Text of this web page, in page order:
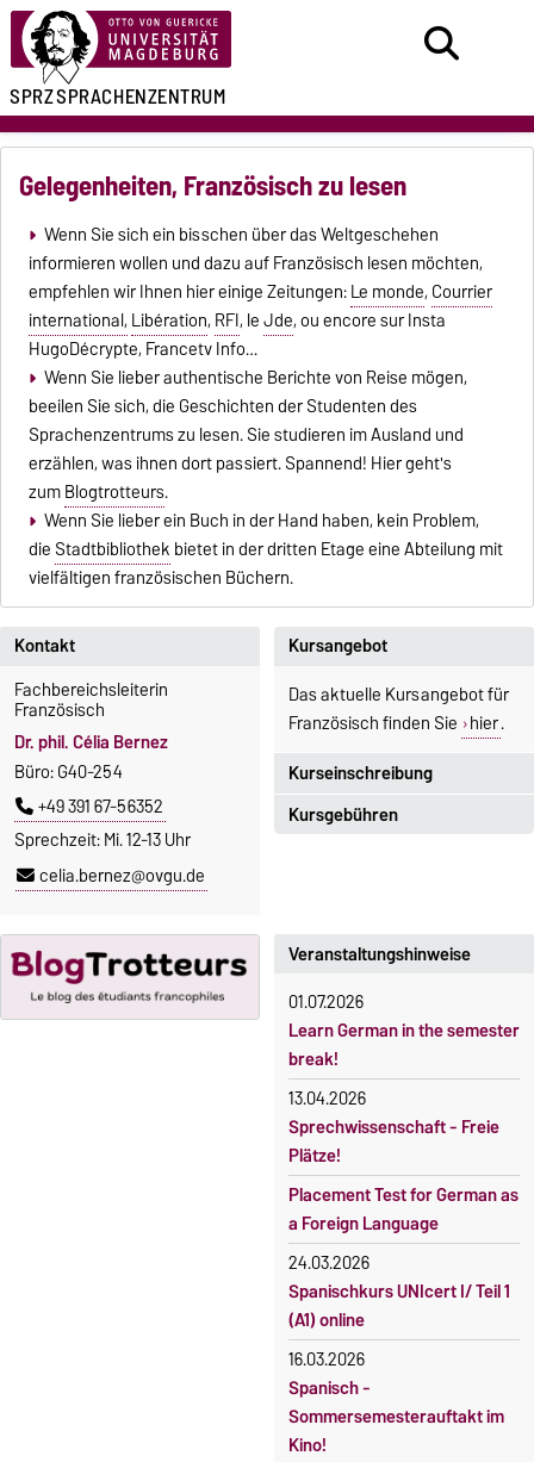
SPRZSPRACHENZENTRUM
Gelegenheiten, Französisch zu lesen
Wenn Sie sich ein bisschen über das Weltgeschehen
informieren wollen und dazu auf Französisch lesen möchten,
empfehlen wir Ihnen hier einige Zeitungen:Le monde, Courrier
international, Libération, RFI, leJde, ou encore sur Insta
HugoDécrypte, Francetv Info…
Wenn Sie lieber authentische Berichte von Reise mögen,
beeilen Sie sich, die Geschichten der Studenten des
Sprachenzentrums zu lesen. Sie studieren im Ausland und
erzählen, was ihnen dort passiert. Spannend! Hier geht's
zumBlogtrotteurs.
Wenn Sie lieber ein Buch in der Hand haben, kein Problem,
die Stadtbibliothek bietet in der dritten Etage eine Abteilung mit
vielfältigen französischen Büchern.
Kontakt
Fachbereichsleiterin
Französisch
Dr. phil. Célia Bernez
Büro: G40-254
+49 391 67-56352
Sprechzeit: Mi. 12-13 Uhr
celia.bernez@ovgu.de
Kurseinschreibung
Einschreibezeitraum:
OVGU-Account
Oktober 2026.
Kursteilnahme nur nach
fristgerechter Online-
Anmeldung
Kursangebot
Das aktuelle Kursangebot für
Französisch finden Sie hier.
Kursgebühren
Gebühren
Gebührenrückerstattung
Gebührenbefreiungen bei
curricularer Sprachausbildung
Gebührenbefreiung bei
Incomings
Veranstaltungshinweise
01.07.2026
Learn German in the semester
break!
13.04.2026
Sprechwissenschaft - Freie
Plätze!
Placement Test for German as
a Foreign Language
24.03.2026
Spanischkurs UNIcert I/ Teil 1
(A1) online
16.03.2026
Spanisch -
Sommersemesterauftakt im
Kino!